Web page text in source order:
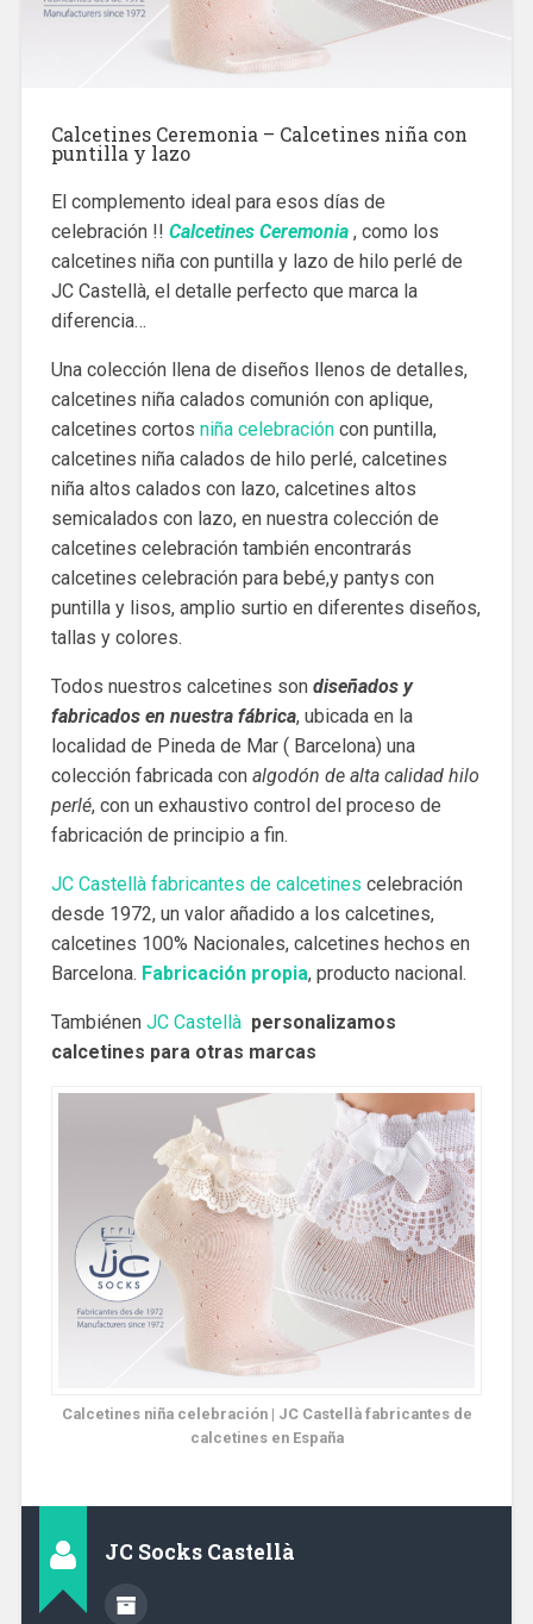
Calcetines Ceremonia – Calcetines niña con
puntilla y lazo
El complemento ideal para esos días de
celebración !! Calcetines Ceremonia, como los
calcetines niña con puntilla y lazo de hilo perlé de
JC Castellà, el detalle perfecto que marca la
diferencia…
Una colección llena de diseños llenos de detalles,
calcetines niña calados comunión con aplique,
calcetines cortos niña celebración con puntilla,
calcetines niña calados de hilo perlé, calcetines
niña altos calados con lazo, calcetines altos
semicalados con lazo, en nuestra colección de
calcetines celebración también encontrarás
calcetines celebración para bebé,y pantys con
puntilla y lisos, amplio surtio en diferentes diseños,
tallas y colores.
Todos nuestros calcetines sondiseñados y
fabricados en nuestra fábrica, ubicada en la
localidad de Pineda de Mar ( Barcelona) una
colección fabricada conalgodón de alta calidad hilo
perlé, con un exhaustivo control del proceso de
fabricación de principio a fin.
JC Castellà fabricantes de calcetines celebración
desde 1972, un valor añadido a los calcetines,
calcetines 100% Nacionales, calcetines hechos en
Barcelona. Fabricación propia, producto nacional.
Tambiénen JC Castellà personalizamos
calcetines para otras marcas
Calcetines niña celebración | JC Castellà fabricantes de
calcetines en España
JC Socks Castellà